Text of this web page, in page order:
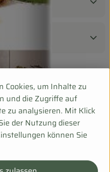
Cookies, um Inhalte zu
und die Zugriffe auf
zu analysieren. Mit Klick
der Nutzung dieser
können Sie